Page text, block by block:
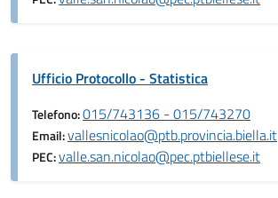
Ufficio Protocollo - Statistica
Telefono:015/743136 - 015/743270
Email:vallesnicolao@ptb.provincia.biella.it
PEC:valle.san.nicolao@pec.ptbiellese.it